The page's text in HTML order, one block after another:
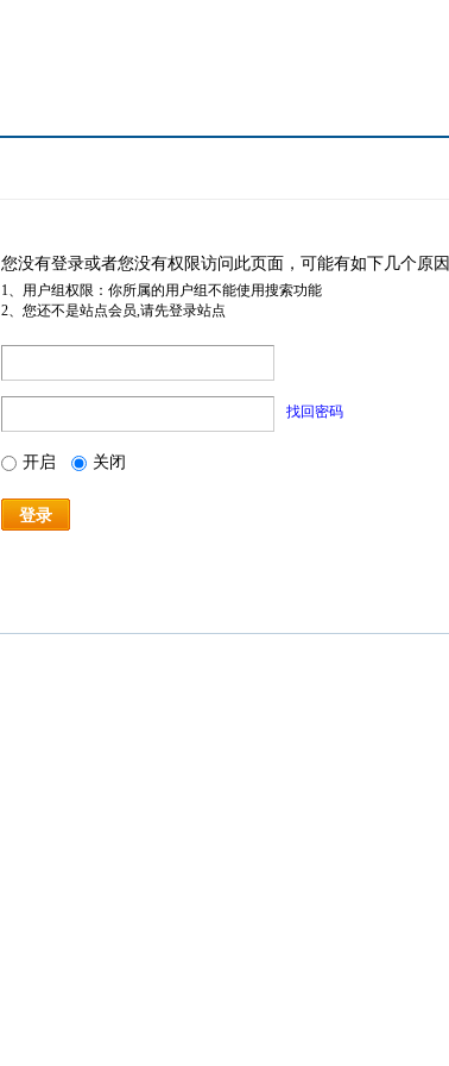
您没有登录或者您没有权限访问此页面，可能有如下几个原因
1、用户组权限：你所属的用户组不能使用搜索功能
2、您还不是站点会员,请先登录站点
找回密码
开启 关闭
登录